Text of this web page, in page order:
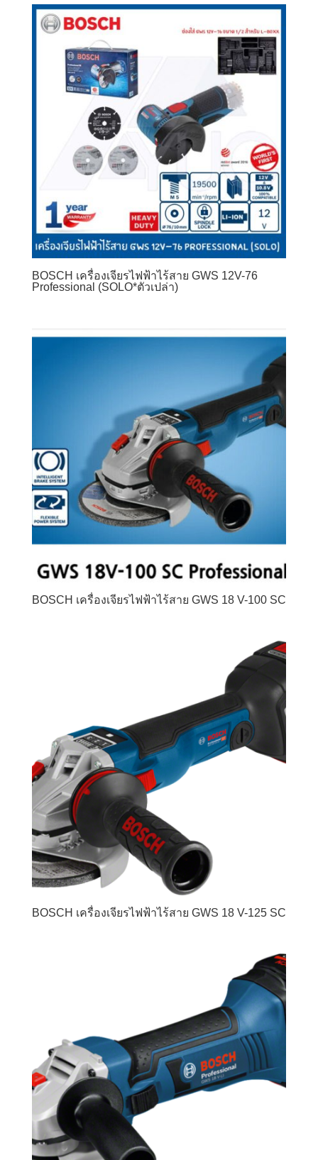
BOSCH เครื่องเจียรไฟฟ้าไร้สาย GWS 12V-76
Professional (SOLO*ตัวเปล่า)
BOSCH เครื่องเจียรไฟฟ้าไร้สาย GWS 18 V-100 SC
BOSCH เครื่องเจียรไฟฟ้าไร้สาย GWS 18 V-125 SC